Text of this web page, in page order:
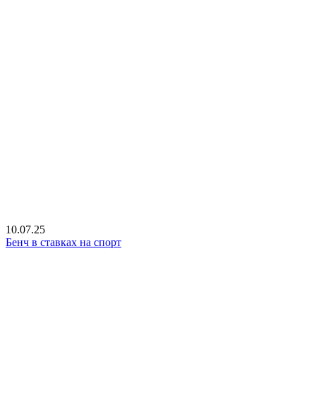
10.07.25
Бенч в ставках на спорт